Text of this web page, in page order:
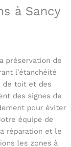
à Sancy
préservation de
l’étanchéité
de toit et des
des signes de
pour éviter
équipe de
réparation et le
les zones à